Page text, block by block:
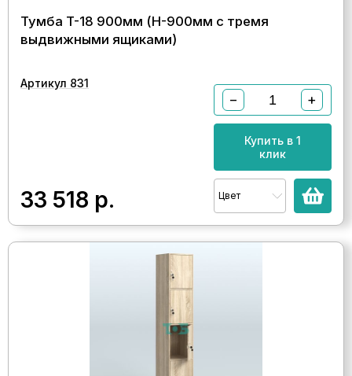
Тумба T-18 900мм (H-900мм c тремя
выдвижными ящиками)
Артикул 831
33 518 р.
− +
Купить в 1
клик
Цвет